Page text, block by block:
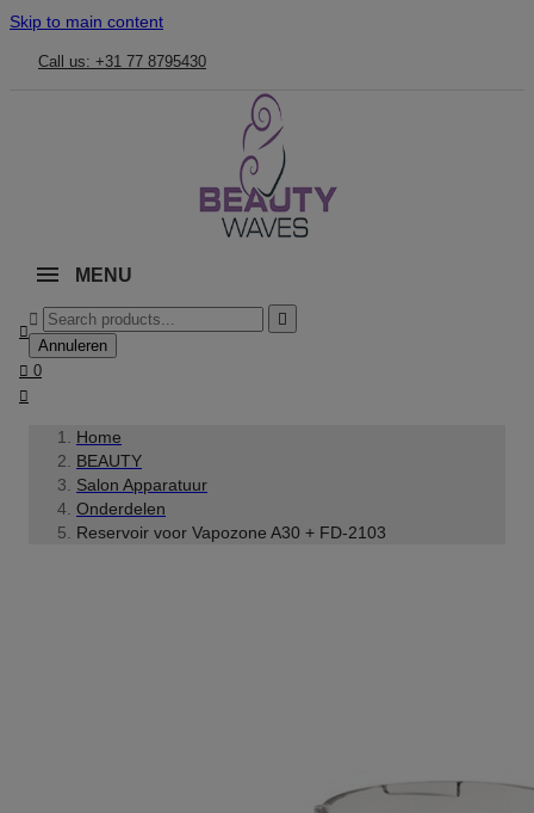
Skip to main content
Call us: +31 77 8795430
MENU



Annuleren
 0

Home
BEAUTY
Salon Apparatuur
Onderdelen
Reservoir voor Vapozone A30 + FD-2103